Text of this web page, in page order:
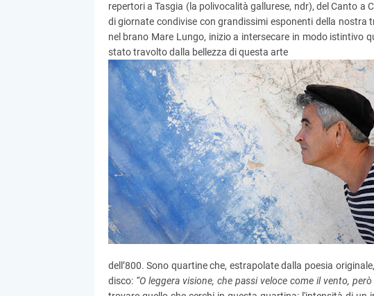
repertori a Tasgia (la polivocalità gallurese, ndr), del Canto
di giornate condivise con grandissimi esponenti della
nel brano Mare Lungo, inizio a intersecare in modo istintivo
stato travolto dalla bellezza di questa arte
dell’800. Sono quartine che, estrapolate dalla poesia
disco: “O leggera visione, che passi veloce come il vento,